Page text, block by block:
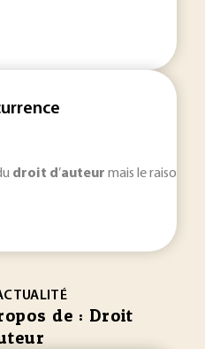
droit d’auteur mais le
de : Droit